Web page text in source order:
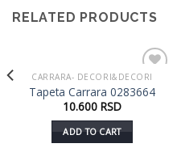
RELATED PRODUCTS
Dodaj
u listu
CARRARA- DECORI&DECORI
Tapeta Carrara 0283664
10.600 RSD
ADD TO CART